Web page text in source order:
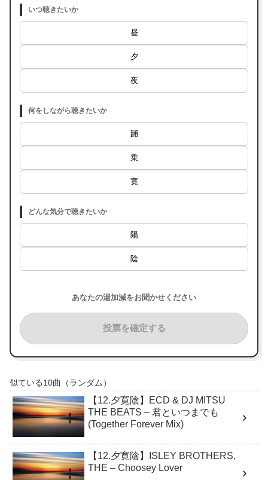
いつ聴きたいか
昼
夕
夜
何をしながら聴きたいか
踊
乗
寛
どんな気分で聴きたいか
陽
陰
あなたの湯加減をお聞かせください
投票を確定する
似ている10曲（ランダム）
【12.夕寛陰】ECD & DJ MITSU
THE BEATS – 君といつまでも
(Together Forever Mix)
【12.夕寛陰】ISLEY BROTHERS,
THE – Choosey Lover